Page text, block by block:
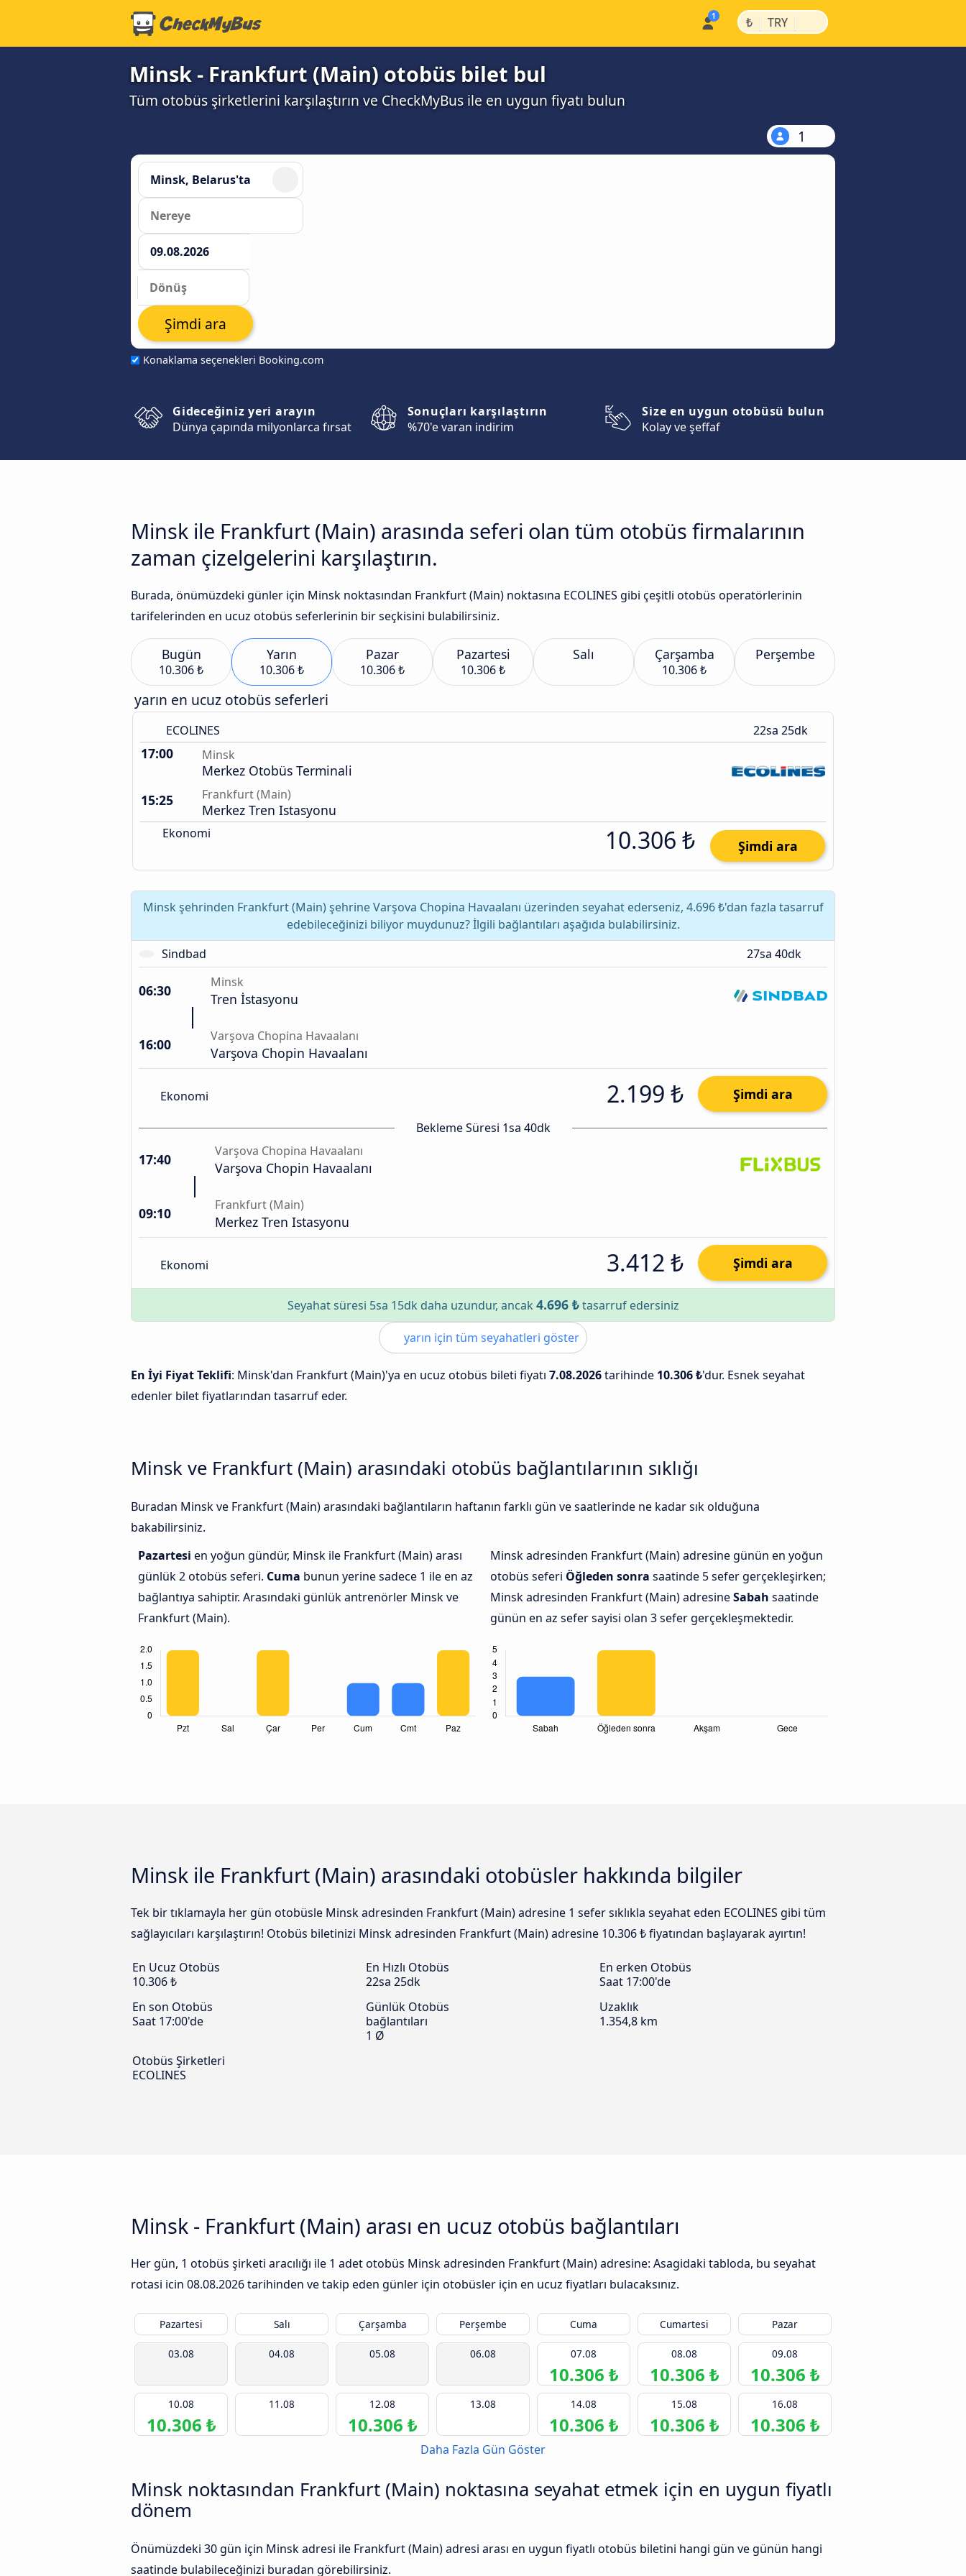
₺ | TRY |
Minsk - Frankfurt (Main) otobüs bilet bul
Tüm otobüs şirketlerini karşılaştırın ve CheckMyBus ile en uygun fiyatı bulun
1
Konaklama seçenekleri Booking.com
Şimdi ara
Gideceğiniz yeri arayın
Dünya çapında milyonlarca fırsat
Sonuçları karşılaştırın
%70'e varan indirim
Size en uygun otobüsü bulun
Kolay ve şeffaf
Minsk ile Frankfurt (Main) arasında seferi olan tüm otobüs firmalarının
zaman çizelgelerini karşılaştırın.
Burada, önümüzdeki günler için Minsk noktasından Frankfurt (Main) noktasına ECOLINES gibi çeşitli otobüs operatörlerinin
tarifelerinden en ucuz otobüs seferlerinin bir seçkisini bulabilirsiniz.
Bugün
10.306 ₺
Yarın
10.306 ₺
Pazar
10.306 ₺
Pazartesi
10.306 ₺
Salı Çarşamba
10.306 ₺
Perşembe
yarın en ucuz otobüs seferleri
ECOLINES 22sa 25dk
17:00 Minsk
Merkez Otobüs Terminali
15:25
Frankfurt (Main)
Merkez Tren Istasyonu
Ekonomi 10.306 ₺ Şimdi ara
Minsk şehrinden Frankfurt (Main) şehrine Varşova Chopina Havaalanı üzerinden seyahat ederseniz, 4.696 ₺'dan fazla tasarruf
edebileceğinizi biliyor muydunuz? İlgili bağlantıları aşağıda bulabilirsiniz.
Sindbad
27sa 40dk
06:30 Minsk
Tren İstasyonu
16:00 Varşova Chopina Havaalanı
Varşova Chopin Havaalanı
Ekonomi 2.199 ₺ Şimdi ara
Bekleme Süresi 1sa 40dk
17:40 Varşova Chopina Havaalanı
Varşova Chopin Havaalanı
09:10 Frankfurt (Main)
Merkez Tren Istasyonu
Ekonomi 3.412 ₺ Şimdi ara
Seyahat süresi 5sa 15dk daha uzundur, ancak 4.696 ₺tasarruf edersiniz
yarın için tüm seyahatleri göster
En İyi Fiyat Teklifi: Minsk'dan Frankfurt (Main)'ya en ucuz otobüs bileti fiyatı 7.08.2026tarihinde 10.306 ₺'dur. Esnek seyahat
edenler bilet fiyatlarından tasarruf eder.
Minsk ve Frankfurt (Main) arasındaki otobüs bağlantılarının sıklığı
Buradan Minsk ve Frankfurt (Main) arasındaki bağlantıların haftanın farklı gün ve saatlerinde ne kadar sık olduğuna
bakabilirsiniz.
Pazartesi en yoğun gündür, Minsk ile Frankfurt (Main) arası
günlük 2 otobüs seferi. Cuma bunun yerine sadece 1 ile en az
bağlantıya sahiptir. Arasındaki günlük antrenörler Minsk ve
Frankfurt (Main).
Minsk adresinden Frankfurt (Main) adresine günün en yoğun
otobüs seferi Öğleden sonra saatinde 5 sefer gerçekleşirken;
Minsk adresinden Frankfurt (Main) adresineSabah saatinde
günün en az sefer sayisi olan 3 sefer gerçekleşmektedir.
Minsk ile Frankfurt (Main) arasındaki otobüsler hakkında bilgiler
Tek bir tıklamayla her gün otobüsle Minsk adresinden Frankfurt (Main) adresine 1 sefer sıklıkla seyahat eden ECOLINES gibi tüm
sağlayıcıları karşılaştırın! Otobüs biletinizi Minsk adresinden Frankfurt (Main) adresine 10.306 ₺ fiyatından başlayarak ayırtın!
En Ucuz Otobüs
10.306 ₺
En Hızlı Otobüs
22sa 25dk
En erken Otobüs
Saat 17:00'de
En son Otobüs
Saat 17:00'de
Günlük Otobüs
bağlantıları
1 Ø
Uzaklık
1.354,8 km
Otobüs Şirketleri
ECOLINES
Minsk - Frankfurt (Main) arası en ucuz otobüs bağlantıları
Her gün, 1 otobüs şirketi aracılığı ile 1 adet otobüs Minsk adresinden Frankfurt (Main) adresine: Asagidaki tabloda, bu seyahat
rotasi icin 08.08.2026tarihinden ve takip eden günler için otobüsler için en ucuz fiyatları bulacaksınız.
Pazartesi Salı Çarşamba Perşembe Cuma Cumartesi Pazar
03.08 04.08 05.08 06.08 07.08
10.306 ₺
08.08
10.306 ₺
09.08
10.306 ₺
10.08
10.306 ₺
11.08 12.08
10.306 ₺
13.08 14.08
10.306 ₺
15.08
10.306 ₺
16.08
10.306 ₺
Daha Fazla Gün Göster
Minsk noktasından Frankfurt (Main) noktasına seyahat etmek için en uygun fiyatlı
dönem
Önümüzdeki 30 gün için Minsk adresi ile Frankfurt (Main) adresi arası en uygun fiyatlı otobüs biletini hangi gün ve günün hangi
saatinde bulabileceğinizi buradan görebilirsiniz.